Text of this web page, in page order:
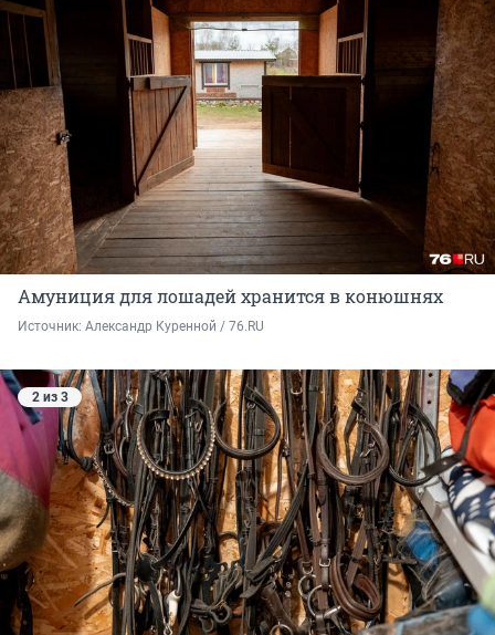
Амуниция для лошадей хранится в конюшнях
Источник: Александр Куренной / 76.RU
2 из 3